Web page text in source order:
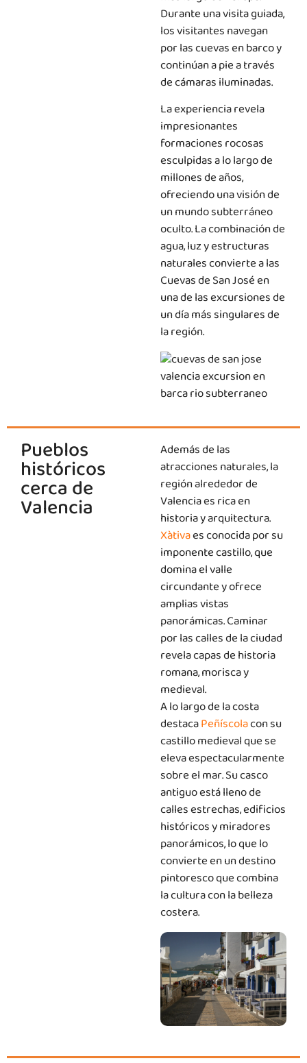
Durante una visita guiada,
los visitantes navegan
por las cuevas en barco y
continúan a pie a través
de cámaras iluminadas.
La experiencia revela
impresionantes
formaciones rocosas
esculpidas a lo largo de
millones de años,
ofreciendo una visión de
un mundo subterráneo
oculto. La combinación de
agua, luz y estructuras
naturales convierte a las
Cuevas de San José en
una de las excursiones de
un día más singulares de
la región.
Pueblos
históricos
cerca de
Valencia
Además de las
atracciones naturales, la
región alrededor de
Valencia es rica en
historia y arquitectura.
Xàtivaes conocida por su
imponente castillo, que
domina el valle
circundante y ofrece
amplias vistas
panorámicas. Caminar
por las calles de la ciudad
revela capas de historia
romana, morisca y
medieval.
A lo largo de la costa
destacaPeñíscolacon su
castillo medieval que se
eleva espectacularmente
sobre el mar. Su casco
antiguo está lleno de
calles estrechas, edificios
históricos y miradores
panorámicos, lo que lo
convierte en un destino
pintoresco que combina
la cultura con la belleza
costera.